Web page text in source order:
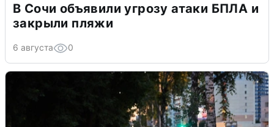
В Сочи объявили угрозу атаки БПЛА и
закрыли пляжи
6 августа 0